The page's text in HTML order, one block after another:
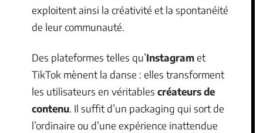
exploitent ainsi la créativité et la spontanéité
de leur communauté.
Des plateformes telles qu’Instagramet
TikTok mènent la danse : elles transforment
les utilisateurs en véritables créateurs de
contenu. Il suffit d’un packaging qui sort de
l’ordinaire ou d’une expérience inattendue